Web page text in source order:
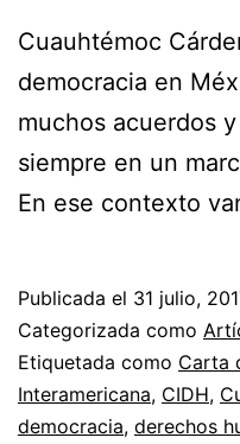
Cuauhtémoc
democracia en
muchos acuerdos
siempre en un
En ese contexto
Publicada el 31 julio,
Categorizada como
Etiquetada como Carta
Interamericana, CIDH,
democracia, derechos